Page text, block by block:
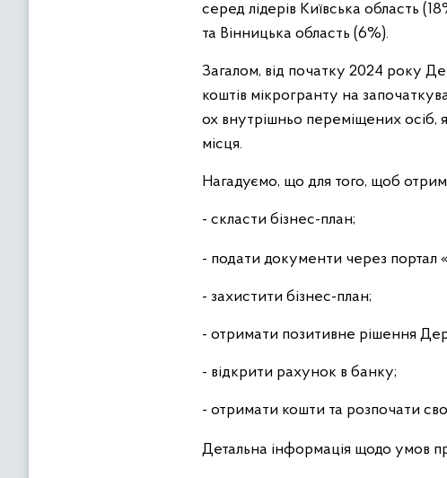
серед лідерів Київська область
та Вінницька область (6%).
Загалом, від початку 2024 року
коштів мікрогранту на
ох внутрішньо переміщених осіб,
місця.
Нагадуємо, що для того, щоб
- скласти бізнес-план;
- подати документи через портал
- захистити бізнес-план;
- отримати позитивне рішення
- відкрити рахунок в банку;
- отримати кошти та розпочати
Детальна інформація щодо умов